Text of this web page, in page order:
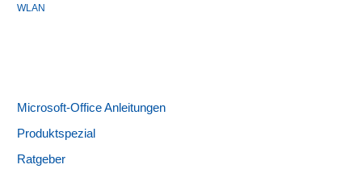
WLAN
Microsoft-Office Anleitungen
Produktspezial
Ratgeber